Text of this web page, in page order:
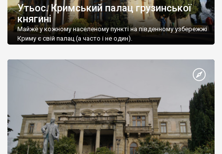
Утьос. Кримський палац грузинської
княгині
Майже у кожному населеному пункті на південному узбережжі
Криму є свій палац (а часто і не один).